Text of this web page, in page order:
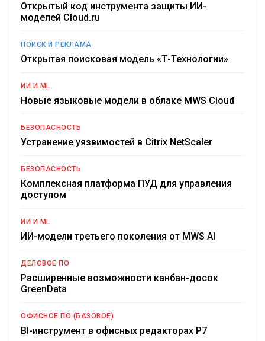
Открытый код инструмента защиты ИИ-
моделей Cloud.ru
ПОИСК И РЕКЛАМА
Открытая поисковая модель «Т-Технологии»
ИИ И ML
Новые языковые модели в облаке MWS Cloud
БЕЗОПАСНОСТЬ
Устранение уязвимостей в Citrix NetScaler
БЕЗОПАСНОСТЬ
Комплексная платформа ПУД для управления
доступом
ИИ И ML
ИИ-модели третьего поколения от MWS AI
ДЕЛОВОЕ ПО
Расширенные возможности канбан-досок
GreenData
ОФИСНОЕ ПО (БАЗОВОЕ)
BI-инструмент в офисных редакторах Р7